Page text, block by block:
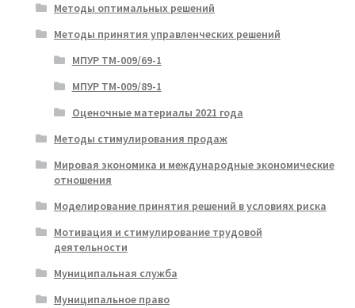
Методы оптимальных решений
Методы принятия управленческих решений
МПУР ТМ-009/69-1
МПУР ТМ-009/89-1
Оценочные материалы 2021 года
Методы стимулирования продаж
Мировая экономика и международные экономические
отношения
Моделирование принятия решений в условиях риска
Мотивация и стимулирование трудовой
деятельности
Муниципальная служба
Муниципальное право